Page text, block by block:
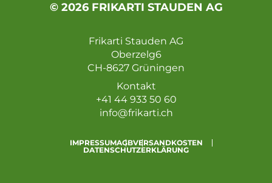
© 2026 FRIKARTI STAUDEN AG
Frikarti Stauden AG
Oberzelg6
CH-8627 Grüningen
Kontakt
+41 44 933 50 60
info@frikarti.ch
IMPRESSUMAGBVERSANDKOSTEN
DATENSCHUTZERKLÄRUNG